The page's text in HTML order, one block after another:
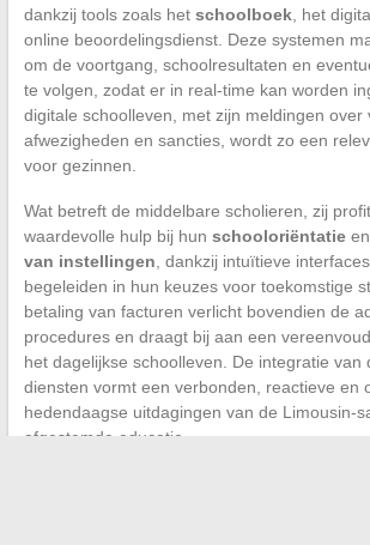
dankzij tools zoals het schoolboek, het
online beoordelingsdienst. Deze systemen
om de voortgang, schoolresultaten en
te volgen, zodat er in real-time kan worden
digitale schoolleven, met zijn meldingen over
afwezigheden en sancties, wordt zo een
voor gezinnen.
Wat betreft de middelbare scholieren, zij
waardevolle hulp bij hun schooloriëntatieen
van instellingen , dankzij intuïtieve
begeleiden in hun keuzes voor toekomstige
betaling van facturen verlicht bovendien de
procedures en draagt bij aan een
het dagelijkse schoolleven. De integratie van
diensten vormt een verbonden, reactieve en
hedendaagse uitdagingen van de Limousin-
afgestemde educatie.